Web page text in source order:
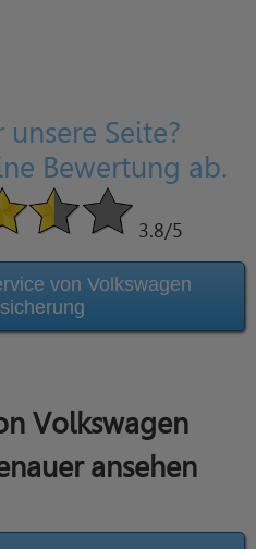
Seite?
Bewertung ab.
3.8/5
von Volkswagen
Volkswagen
ansehen